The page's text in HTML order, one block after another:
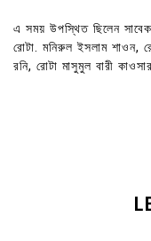
এ সময় উপস্থিত ছিলেন
রোটা. মনিরুল ইসলাম শাওন,
রনি, রোটা মাসুমুল বারী